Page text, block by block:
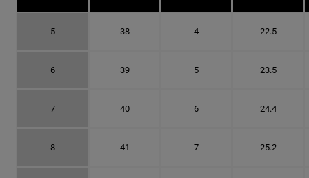
5 38 4 22.5
6 39 5 23.5
7 40 6 24.4
8 41 7 25.2